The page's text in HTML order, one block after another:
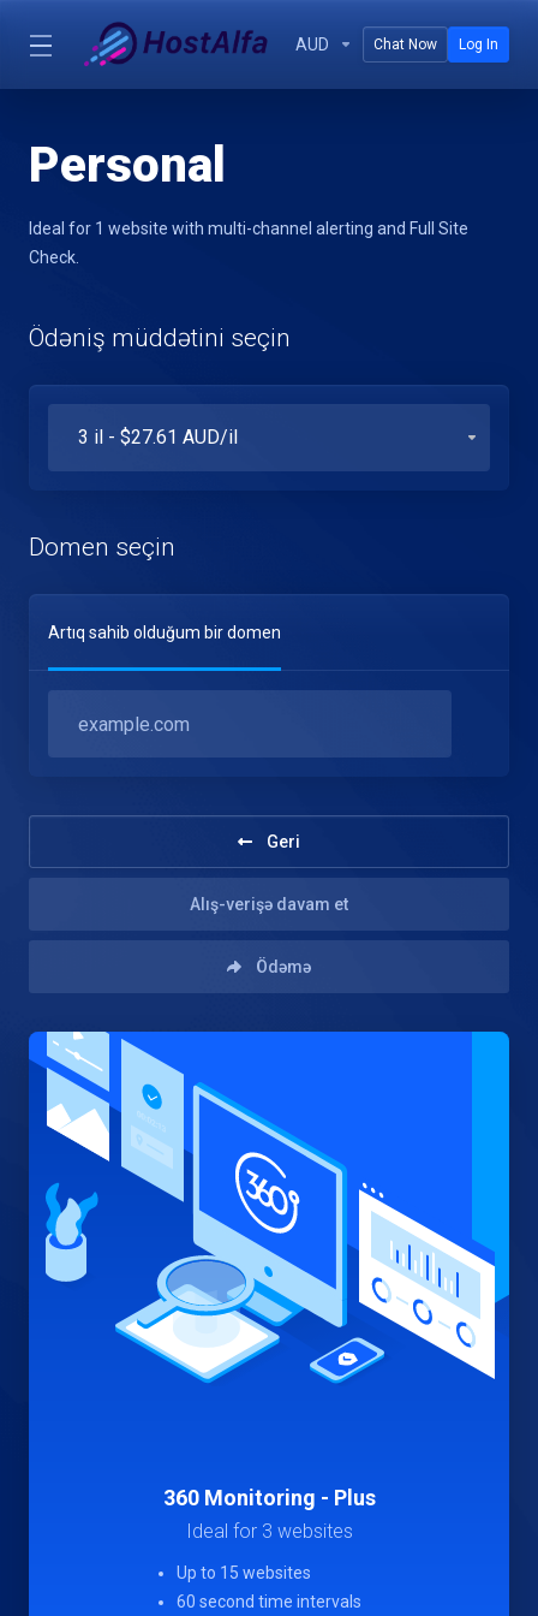
AUD Chat Now Log In
Personal
Ideal for 1 website with multi-channel alerting and Full Site
Check.
Ödəniş müddətini seçin
Domen seçin
Artıq sahib olduğum bir domen
Geri
Alış-verişə davam et
Ödəmə
360 Monitoring - Plus
Ideal for 3 websites
Up to 15 websites
60 second time intervals